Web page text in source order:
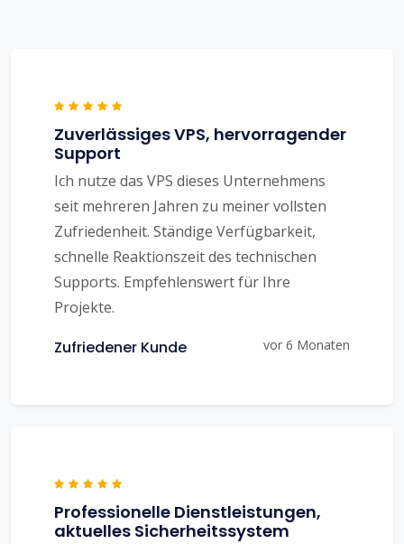
Zuverlässiges VPS, hervorragender
Support
Ich nutze das VPS dieses Unternehmens
seit mehreren Jahren zu meiner vollsten
Zufriedenheit. Ständige Verfügbarkeit,
schnelle Reaktionszeit des technischen
Supports. Empfehlenswert für Ihre
Projekte.
Zufriedener Kunde vor 6 Monaten
Professionelle Dienstleistungen,
aktuelles Sicherheitssystem